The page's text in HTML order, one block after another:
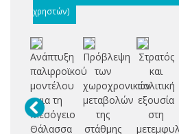
χρηστών)
Ανάπτυξη
παλιρροϊκού
μοντέλου
για τη
Μεσόγειο
Θάλασσα
Πρόβλεψη
των
χωροχρονικών
μεταβολών
της
στάθμης
Στρατός
και
πολιτική
εξουσία
στη